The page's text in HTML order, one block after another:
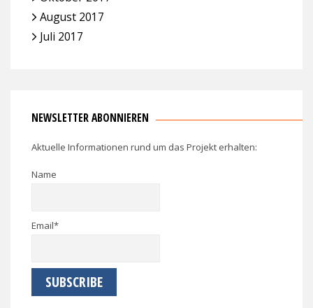
August 2017
Juli 2017
NEWSLETTER ABONNIEREN
Aktuelle Informationen rund um das Projekt erhalten:
Name
Email*